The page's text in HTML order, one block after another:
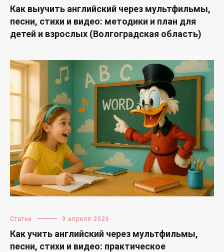
Как выучить английский через мультфильмы,
песни, стихи и видео: методики и план для
детей и взрослых (Волгоградская область)
Статьи 9 апреля 2026
Как учить английский через мультфильмы,
песни, стихи и видео: практическое